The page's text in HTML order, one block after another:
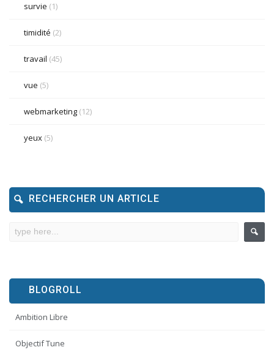
survie (1)
timidité (2)
travail (45)
vue (5)
webmarketing (12)
yeux (5)
RECHERCHER UN ARTICLE
BLOGROLL
Ambition Libre
Objectif Tune